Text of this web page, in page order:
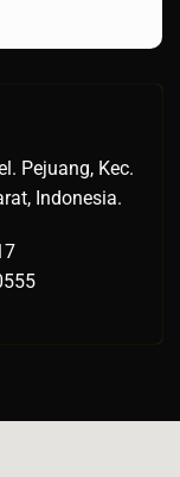
Pejuang, Kec.
Indonesia.